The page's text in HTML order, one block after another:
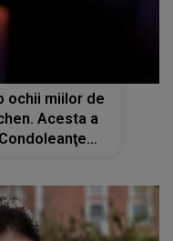
un incident
ochii miilor de
Acesta a